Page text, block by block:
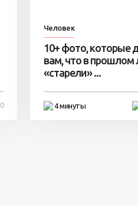
0
Человек
10+ фото, которые
вам, что в
«старели» ...
4 минуты